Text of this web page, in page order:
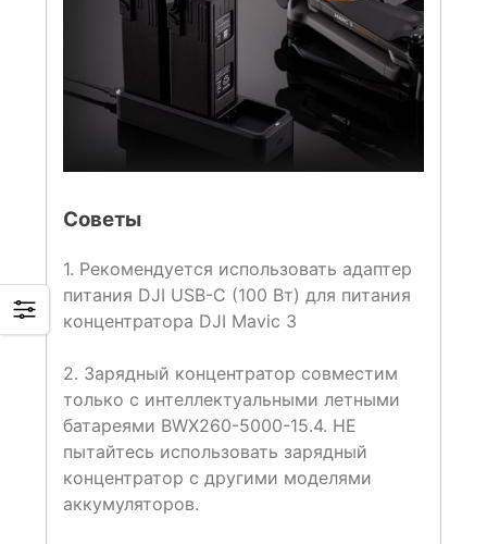
Советы
1. Рекомендуется использовать адаптер
питания DJI USB-C (100 Вт) для питания
концентратора DJI Mavic 3
2. Зарядный концентратор совместим
только с интеллектуальными летными
батареями BWX260-5000-15.4. НЕ
пытайтесь использовать зарядный
концентратор с другими моделями
аккумуляторов.